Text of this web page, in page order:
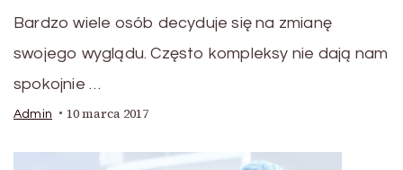
Bardzo wiele osób decyduje się na zmianę
swojego wyglądu. Często kompleksy nie dają nam
spokojnie …
Admin 10 marca 2017